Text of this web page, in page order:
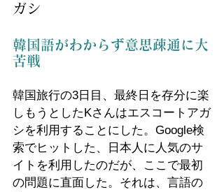
ガシ
韓国語がわからず意思疎通に大
苦戦
韓国旅行の3日目、最終日を存分に楽
しもうとしたKさんはエスコートアガ
シを利用することにした。Google検
索でヒットした、日本人に人気のサ
イトを利用したのだが、ここで最初
の問題に直面した。それは、言語の